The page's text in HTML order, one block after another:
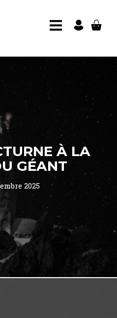
À LA
GÉANT
2025